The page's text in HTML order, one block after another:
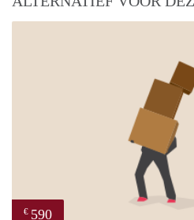
€ 590